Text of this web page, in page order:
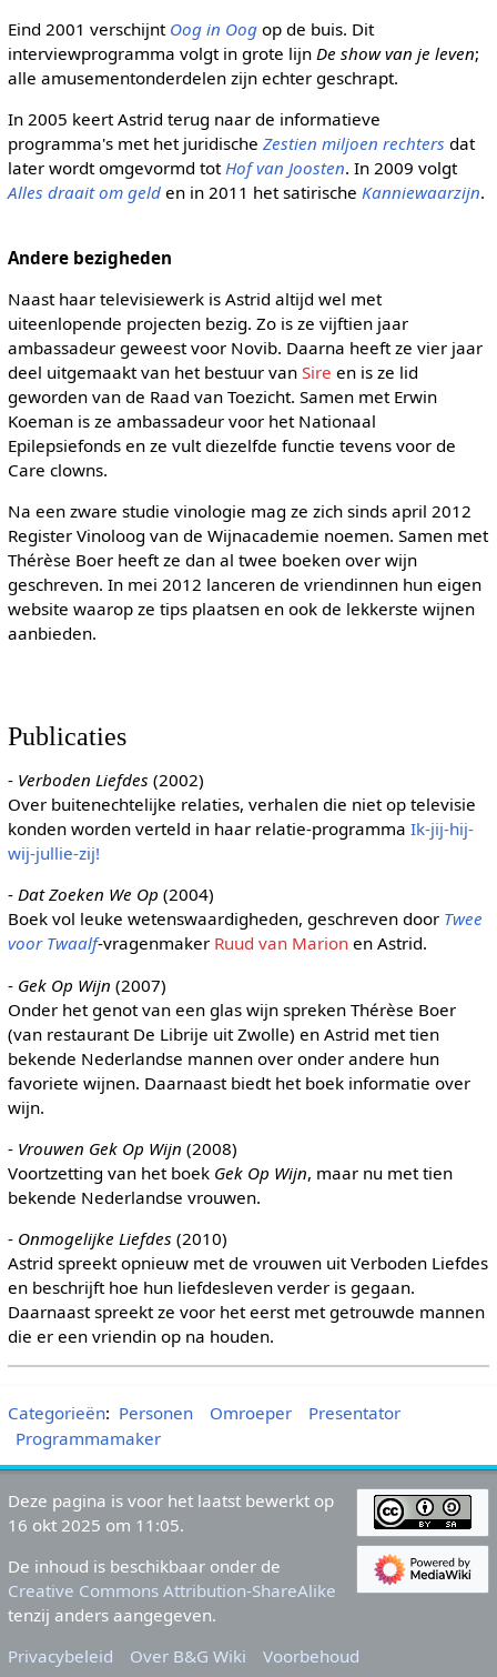
Eind 2001 verschijnt Oog in Oogop de buis. Dit
interviewprogramma volgt in grote lijn De show van je leven;
alle amusementonderdelen zijn echter geschrapt.
In 2005 keert Astrid terug naar de informatieve
programma's met het juridische Zestien miljoen rechters dat
later wordt omgevormd tot Hof van Joosten. In 2009 volgt
Alles draait om gelden in 2011 het satirische Kanniewaarzijn.
Andere bezigheden
Naast haar televisiewerk is Astrid altijd wel met
uiteenlopende projecten bezig. Zo is ze vijftien jaar
ambassadeur geweest voor Novib. Daarna heeft ze vier jaar
deel uitgemaakt van het bestuur van Sire en is ze lid
geworden van de Raad van Toezicht. Samen met Erwin
Koeman is ze ambassadeur voor het Nationaal
Epilepsiefonds en ze vult diezelfde functie tevens voor de
Care clowns.
Na een zware studie vinologie mag ze zich sinds april 2012
Register Vinoloog van de Wijnacademie noemen. Samen met
Thérèse Boer heeft ze dan al twee boeken over wijn
geschreven. In mei 2012 lanceren de vriendinnen hun eigen
website waarop ze tips plaatsen en ook de lekkerste wijnen
aanbieden.
Publicaties
- Verboden Liefdes (2002)
Over buitenechtelijke relaties, verhalen die niet op televisie
konden worden verteld in haar relatie-programma Ik-jij-hij-
wij-jullie-zij!
- Dat Zoeken We Op (2004)
Boek vol leuke wetenswaardigheden, geschreven door Twee
voor Twaalf-vragenmaker Ruud van Marionen Astrid.
- Gek Op Wijn (2007)
Onder het genot van een glas wijn spreken Thérèse Boer
(van restaurant De Librije uit Zwolle) en Astrid met tien
bekende Nederlandse mannen over onder andere hun
favoriete wijnen. Daarnaast biedt het boek informatie over
wijn.
- Vrouwen Gek Op Wijn (2008)
Voortzetting van het boek Gek Op Wijn, maar nu met tien
bekende Nederlandse vrouwen.
- Onmogelijke Liefdes (2010)
Astrid spreekt opnieuw met de vrouwen uit Verboden Liefdes
en beschrijft hoe hun liefdesleven verder is gegaan.
Daarnaast spreekt ze voor het eerst met getrouwde mannen
die er een vriendin op na houden.
Categorieën: Personen Omroeper
Presentator
Programmamaker
Deze pagina is voor het laatst bewerkt op
16 okt 2025 om 11:05.
De inhoud is beschikbaar onder de
Creative Commons Attribution-ShareAlike
tenzij anders aangegeven.
Privacybeleid
Over B&G Wiki Voorbehoud